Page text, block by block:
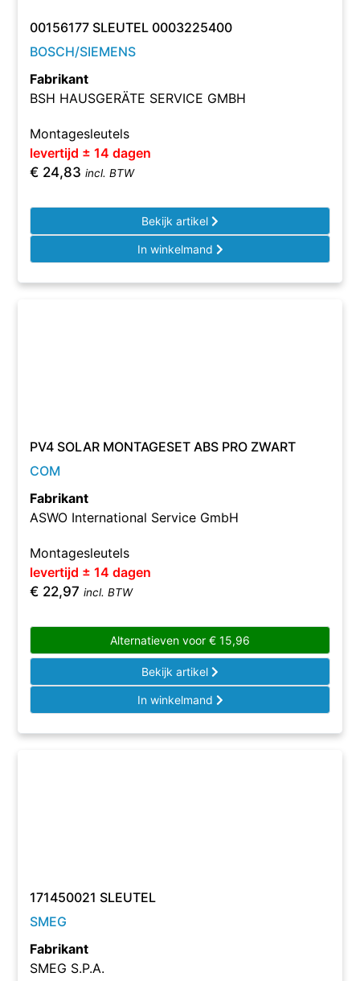
00156177 SLEUTEL 0003225400
BOSCH/SIEMENS
Fabrikant
BSH HAUSGERÄTE SERVICE GMBH
Montagesleutels
levertijd ± 14 dagen
€ 24,83 incl. BTW
Bekijk artikel
In winkelmand
PV4 SOLAR MONTAGESET ABS PRO ZWART
COM
Fabrikant
ASWO International Service GmbH
Montagesleutels
levertijd ± 14 dagen
€ 22,97 incl. BTW
Alternatieven voor € 15,96
Bekijk artikel
In winkelmand
171450021 SLEUTEL
SMEG
Fabrikant
SMEG S.P.A.